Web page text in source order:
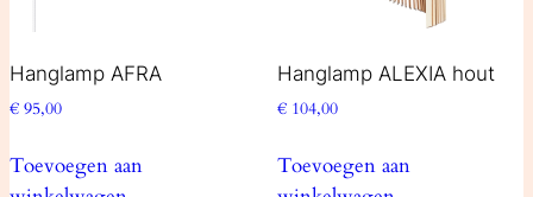
Hanglamp AFRA
€ 95,00
Toevoegen aan
Hanglamp ALEXIA hout
€104,00
Toevoegen aan